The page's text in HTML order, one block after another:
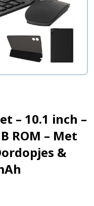
– 10.1 inch –
ROM – Met
&